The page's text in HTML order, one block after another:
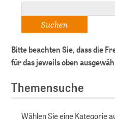
Bitte beachten Sie, dass die
für das jeweils oben
Themensuche
Wählen Sie eine Kategorie